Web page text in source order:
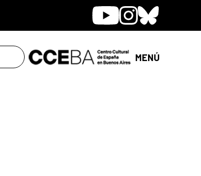
YoutubeInstagram
Bluesky
MENÚ